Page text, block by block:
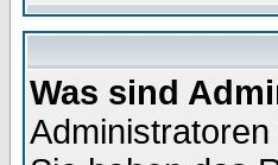
Was sind